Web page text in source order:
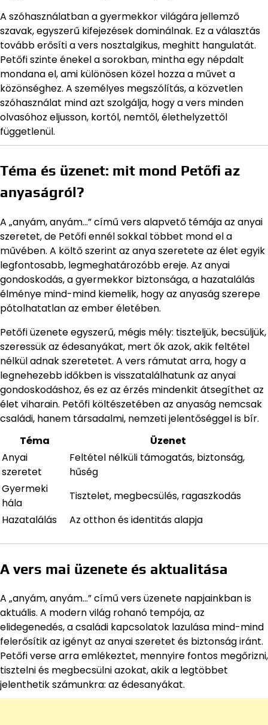
A szóhasználatban a gyermekkor világára jellemző
szavak, egyszerű kifejezések dominálnak. Ez a választás
tovább erősíti a vers nosztalgikus, meghitt hangulatát.
Petőfi szinte énekel a sorokban, mintha egy népdalt
mondana el, ami különösen közel hozza a művet a
közönséghez. A személyes megszólítás, a közvetlen
szóhasználat mind azt szolgálja, hogy a vers minden
olvasóhoz eljusson, kortól, nemtől, élethelyzettől
függetlenül.
Téma és üzenet: mit mond Petőfi az
anyaságról?
A „anyám, anyám…” című vers alapvető témája az anyai
szeretet, de Petőfi ennél sokkal többet mond el a
művében. A költő szerint az anya szeretete az élet egyik
legfontosabb, legmeghatározóbb ereje. Az anyai
gondoskodás, a gyermekkor biztonsága, a hazatalálás
élménye mind-mind kiemelik, hogy az anyaság szerepe
pótolhatatlan az ember életében.
Petőfi üzenete egyszerű, mégis mély: tiszteljük, becsüljük,
szeressük az édesanyákat, mert ők azok, akik feltétel
nélkül adnak szeretetet. A vers rámutat arra, hogy a
legnehezebb időkben is visszatalálhatunk az anyai
gondoskodáshoz, és ez az érzés mindenkit átsegíthet az
élet viharain. Petőfi költészetében az anyaság nemcsak
családi, hanem társadalmi, nemzeti jelentőséggel is bír.
Téma
Üzenet
Anyai
szeretet
Feltétel nélküli támogatás, biztonság,
hűség
Gyermeki
hála
Tisztelet, megbecsülés, ragaszkodás
Hazatalálás
Az otthon és identitás alapja
A vers mai üzenete és aktualitása
A „anyám, anyám…” című vers üzenete napjainkban is
aktuális. A modern világ rohanó tempója, az
elidegenedés, a családi kapcsolatok lazulása mind-mind
felerősítik az igényt az anyai szeretet és biztonság iránt.
Petőfi verse arra emlékeztet, mennyire fontos megőrizni,
tisztelni és megbecsülni azokat, akik a legtöbbet
jelenthetik számunkra: az édesanyákat.